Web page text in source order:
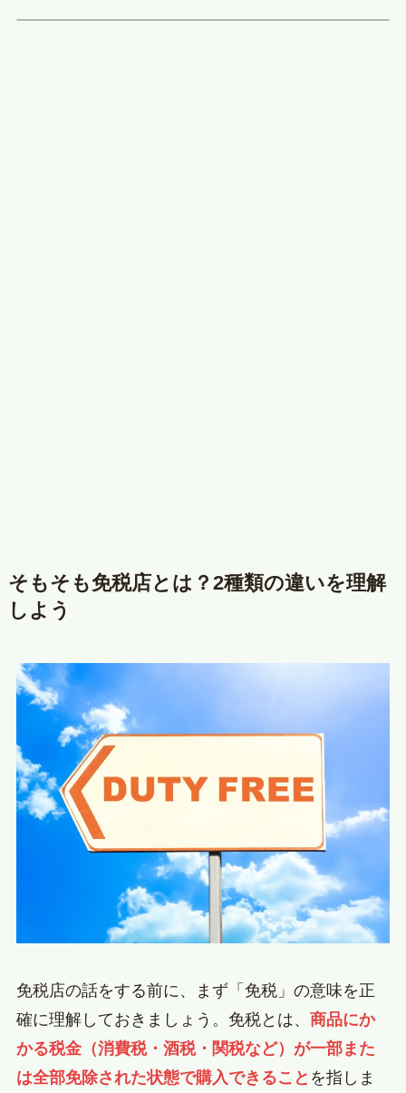
そもそも免税店とは？2種類の違いを理解
しよう
免税店の話をする前に、まず「免税」の意味を正
確に理解しておきましょう。免税とは、 商品にか
かる税金（消費税・酒税・関税など）が一部また
は全部免除された状態で購入できること を指しま